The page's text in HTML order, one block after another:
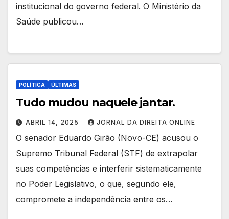
institucional do governo federal. O Ministério da
Saúde publicou…
POLÍTICA ÚLTIMAS
Tudo mudou naquele jantar.
ABRIL 14, 2025 JORNAL DA DIREITA ONLINE
O senador Eduardo Girão (Novo-CE) acusou o
Supremo Tribunal Federal (STF) de extrapolar
suas competências e interferir sistematicamente
no Poder Legislativo, o que, segundo ele,
compromete a independência entre os…